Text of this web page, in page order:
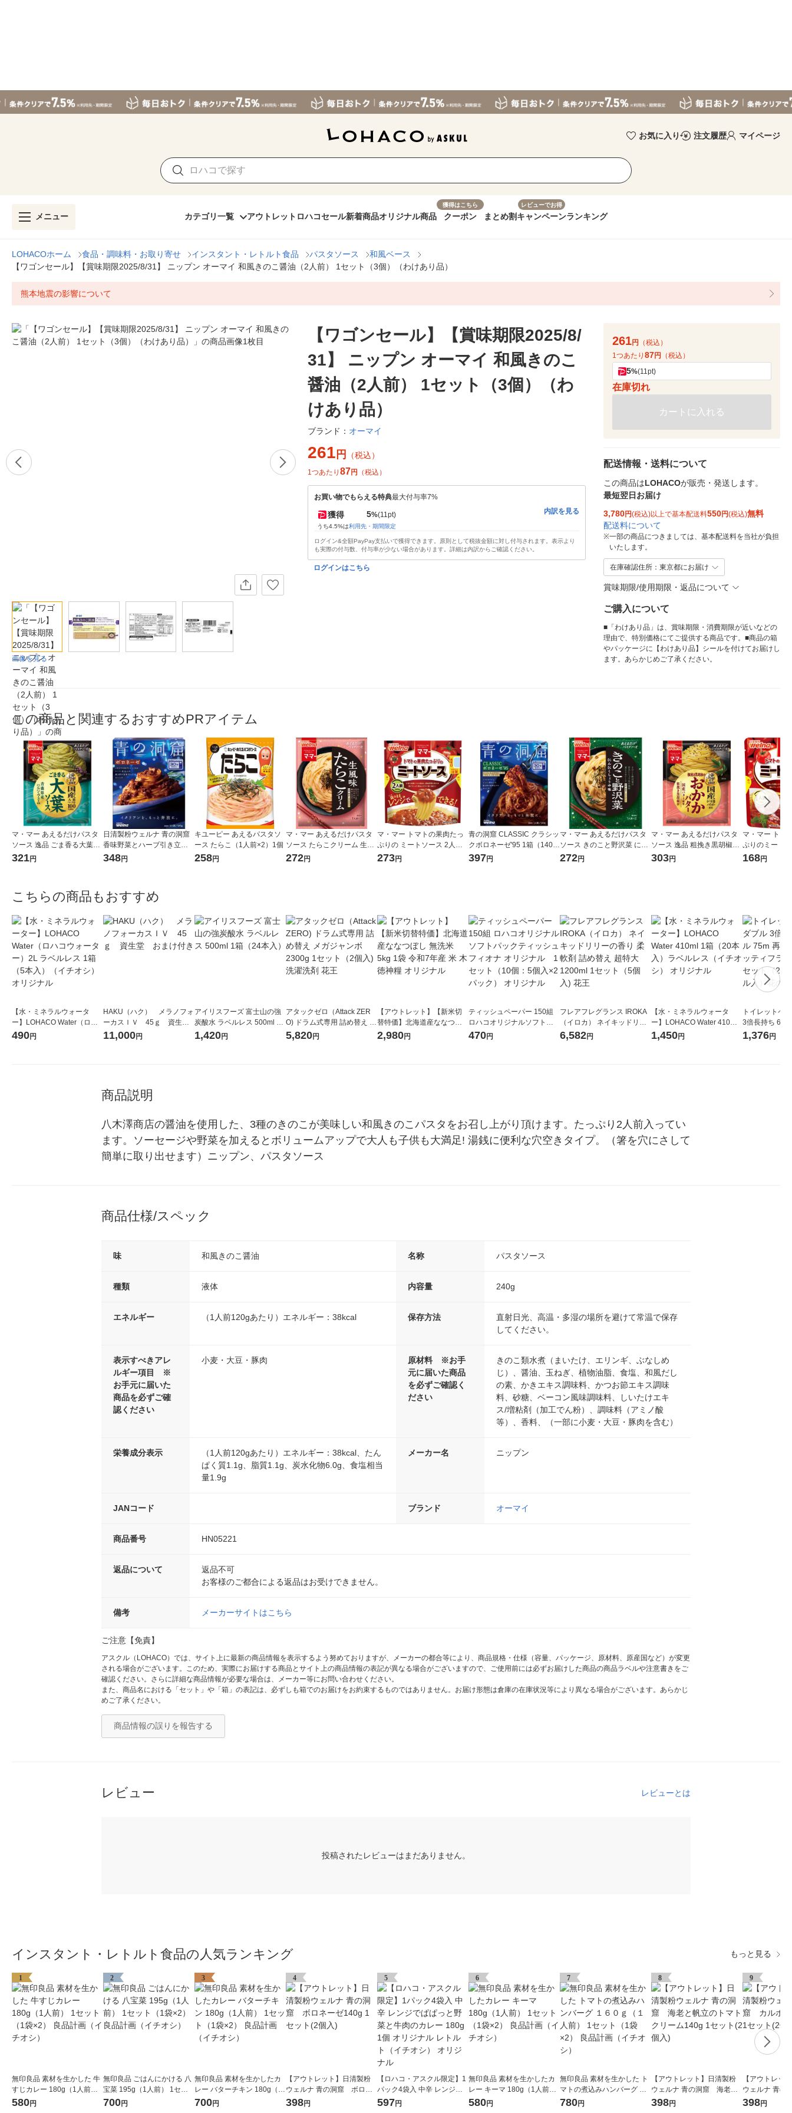
お気に入り 注文履歴 マイページ
メニュー カテゴリ一覧 アウトレット ロハコセール新着商品オリジナル商品
獲得はこちら
クーポン まとめ割
レビューでお得
キャンペーンランキング
LOHACOホーム 食品・調味料・お取り寄せ インスタント・レトルト食品 パスタソース
和風ベース
【ワゴンセール】【賞味期限2025/8/31】 ニップン オーマイ 和風きのこ醤油（2人前） 1セット（3個）（わけあり品）
熊本地震の影響について
画像を見る
【ワゴンセール】【賞味期限2025/8/
31】 ニップン オーマイ 和風きのこ
醤油（2人前） 1セット（3個）（わ
けあり品）
ブランド： オーマイ
261 円 （税込）
1つあたり 87円 （税込）
お買い物でもらえる特典最大付与率7%
獲得 5%(11pt)
うち4.5%は利用先・期間限定
内訳を見る
ログイン&全額PayPay支払いで獲得できます。原則として税抜金額に対し付与されます。表示より
も実際の付与数、付与率が少ない場合があります。詳細は内訳からご確認ください。
ログインはこちら
261円
（税込）
1つあたり 87円 （税込）
5%(11pt)
在庫切れ
カートに入れる
配送情報・送料について
この商品はLOHACOが販売・発送します。
最短翌日お届け
3,780円(税込)以上で基本配送料550円(税込)無料
配送料について
※一部の商品につきましては、基本配送料を当社が負担
いたします。
在庫確認住所：東京都にお届け
賞味期限/使用期限・返品について
ご購入について
■「わけあり品」は、賞味期限・消費期限が近いなどの
理由で、特別価格にてご提供する商品です。■商品の箱
やパッケージに【わけあり品】シールを付けてお届けし
ます。あらかじめご了承ください。
この商品と関連するおすすめPRアイテム
マ・マー あえるだけパスタ
ソース 逸品 ごま香る大葉ソ
ース ＜1人前×2＞ 1個 日清
321円
日清製粉ウェルナ 青の洞窟
香味野菜とハーブ引き立つ
348円
キユーピー あえるパスタソ
ース たらこ（1人前×2）1個
258円
マ・マー あえるだけパスタ
ソース たらこクリーム 生風
味 1人前×2 1個
272円
マ・マー トマトの果肉たっ
ぷりの ミートソース 2人前 1
個 日清製粉ウェルナ レンジ
273円
青の洞窟 CLASSIC クラシッ
クボロネーゼ'95 1箱（140
g） パスタソース レンジ
397円
マ・マー あえるだけパスタ
ソース きのこと野沢菜 にん
にくしょうゆ味 1人前×2 1
272円
マ・マー あえるだけパスタ
ソース 逸品 粗挽き黒胡椒の
おかかバター ＜1人前×2＞ 1
303円
マ・マー トマ
ぷりのミート
1個
168円
こちらの商品もおすすめ
【水・ミネラルウォータ
ー】LOHACO Water（ロハ
コウォーター）2L ラベルレ
490円
HAKU（ハク） メラノフォ
ーカスＩＶ 45ｇ 資生
堂 おまけ付き
11,000円
アイリスフーズ 富士山の強
炭酸水 ラベルレス 500ml 1
箱（24本入）
1,420円
アタックゼロ（Attack ZER
O) ドラム式専用 詰め替え メ
ガジャンボ 2300g 1セット
5,820円
【アウトレット】【新米切
替特価】北海道産ななつぼ
し 無洗米 5kg 1袋 令和7年産
2,980円
ティッシュペーパー 150組
ロハコオリジナルソフトパ
ックティッシュ フィオナ オ
470円
フレアフレグランス IROKA
（イロカ） ネイキッドリリ
ーの香り 柔軟剤 詰め替え 超
6,582円
【水・ミネラルウォータ
ー】LOHACO Water 410ml
1箱（20本入）ラベルレス
1,450円
トイレットペ
3倍長持ち 6ロール
紙配合 スコッ
1,376円
商品説明
八木澤商店の醤油を使用した、3種のきのこが美味しい和風きのこパスタをお召し上がり頂けます。たっぷり2人前入ってい
ます。ソーセージや野菜を加えるとボリュームアップで大人も子供も大満足! 湯銭に便利な穴空きタイプ。（箸を穴にさして
簡単に取り出せます）ニップン、パスタソース
商品仕様/スペック
味 和風きのこ醤油 名称 パスタソース
種類 液体 内容量 240g
エネルギー （1人前120gあたり）エネルギー：38kcal 保存方法
直射日光、高温・多湿の場所を避けて常温で保存
してください。
表示すべきアレ
ルギー項目 ※
お手元に届いた
商品を必ずご確
認ください
小麦・大豆・豚肉
原材料 ※お手
元に届いた商品
を必ずご確認く
ださい
きのこ類水煮（まいたけ、エリンギ、ぶなしめ
じ）、醤油、玉ねぎ、植物油脂、食塩、和風だし
の素、かきエキス調味料、かつお節エキス調味
料、砂糖、ベーコン風味調味料、しいたけエキ
ス/増粘剤（加工でん粉）、調味料（アミノ酸
等）、香料、（一部に小麦・大豆・豚肉を含む）
栄養成分表示
（1人前120gあたり）エネルギー：38kcal、たん
ぱく質1.1g、脂質1.1g、炭水化物6.0g、食塩相当
量1.9g
メーカー名 ニップン
JANコード ブランド オーマイ
商品番号 HN05221
返品について
返品不可
お客様のご都合による返品はお受けできません。
備考 メーカーサイトはこちら
ご注意【免責】
アスクル（LOHACO）では、サイト上に最新の商品情報を表示するよう努めておりますが、メーカーの都合等により、商品規格・仕様（容量、パッケージ、原材料、原産国など）が変更
される場合がございます。このため、実際にお届けする商品とサイト上の商品情報の表記が異なる場合がございますので、ご使用前には必ずお届けした商品の商品ラベルや注意書きをご
確認ください。さらに詳細な商品情報が必要な場合は、メーカー等にお問い合わせください。
また、商品名における「セット」や「箱」の表記は、必ずしも箱でのお届けをお約束するものではありません。お届け形態は倉庫の在庫状況等により異なる場合がございます。あらかじ
めご了承ください。
商品情報の誤りを報告する
レビュー レビューとは
投稿されたレビューはまだありません。
インスタント・レトルト食品の人気ランキング もっと見る
1
無印良品 素材を生かした 牛
すじカレー 180g（1人前）
1セット（1袋×2） 良品計画
580円
2
無印良品 ごはんにかける 八
宝菜 195g（1人前） 1セッ
ト（1袋×2） 良品計画（イ
700円
3
無印良品 素材を生かしたカ
レー バターチキン 180g（1
人前） 1セット（1袋×2） 良
700円
4
【アウトレット】日清製粉
ウェルナ 青の洞窟 ボロネ
ーゼ140g 1セット(2個入)
398円
5
【ロハコ・アスクル限定】1
パック4袋入 中辛 レンジで
ぱぱっと野菜と牛肉のカレ
597円
6
無印良品 素材を生かしたカ
レー キーマ 180g（1人前）
1セット（1袋×2） 良品計画
580円
7
無印良品 素材を生かした ト
マトの煮込みハンバーグ １
６０ｇ（１人前） 1セット
780円
8
【アウトレット】日清製粉
ウェルナ 青の洞窟 海老と
帆立のトマトクリーム140g
398円
9
【アウトレッ
ウェルナ 青の
ナーラ140g 1
398円